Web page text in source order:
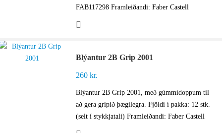
FAB117298 Framleiðandi: Faber Castell
Blýantur 2B Grip 2001
260kr.
Blýantur 2B Grip 2001, með gúmmídoppum til
að gera gripið þægilegra. Fjöldi í pakka: 12 stk.
(selt í stykkjatali) Framleiðandi: Faber Castell